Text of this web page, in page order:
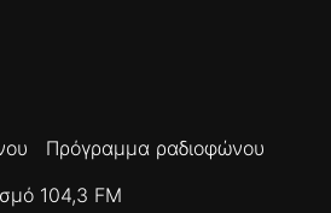
Πρόγραμμα ραδιοφώνου
104,3 FM